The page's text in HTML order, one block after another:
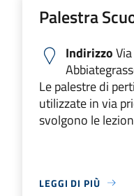
Palestra
Indirizzo
Le palestre di
utilizzate in via
svolgono le
LEGGI DI PIÙ